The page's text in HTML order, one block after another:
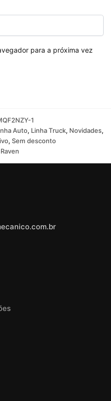
para a próxima vez
1
Auto, Linha Truck, Novidades,
, Sem desconto
Raven